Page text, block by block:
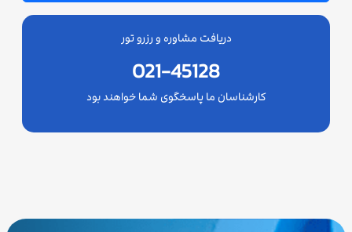
دریافت مشاوره و رزرو تور
021-45128
کارشناسان ما پاسخگوی شما خواهند بود